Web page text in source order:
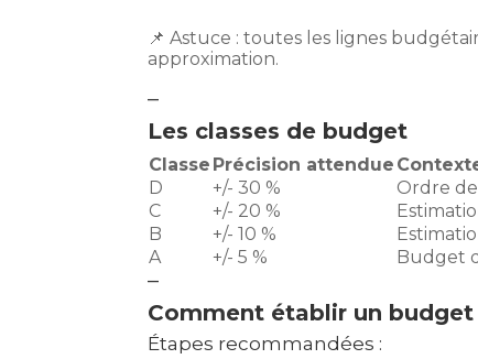
📌 Astuce : toutes les lignes
approximation.
–
Les classes de budget
Classe Précision attendue
D
+/- 30 %
Ordre
C
+/- 20 %
B
+/- 10 %
A
+/- 5 % Budget
–
Comment établir un budget
Étapes recommandées :